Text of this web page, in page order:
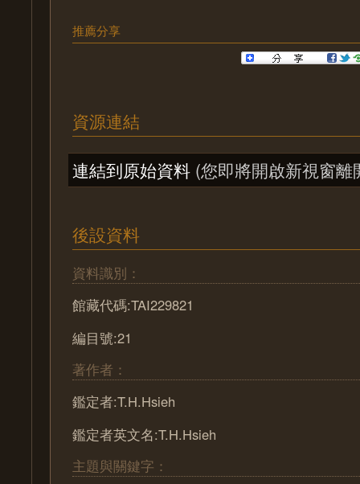
推薦分享
資源連結
連結到原始資料 (您即將開啟新視窗離
後設資料
資料識別：
館藏代碼:TAI229821
編目號:21
著作者：
鑑定者:T.H.Hsieh
鑑定者英文名:T.H.Hsieh
主題與關鍵字：